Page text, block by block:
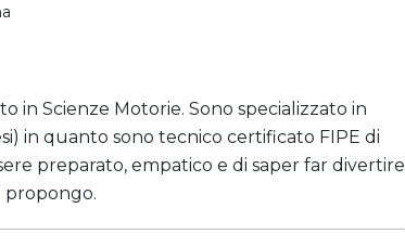
in Scienze Motorie. Sono specializzato in
in quanto sono tecnico certificato FIPE di
preparato, empatico e di saper far divertire
propongo.